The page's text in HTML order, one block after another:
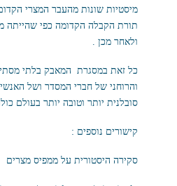
מיסטיות שונות מהעבר המצרי
תורת הקבלה הקדומה כפי שהייתה
ולאחר מכן .
כל זאת במסגרת המאבק בלתי
והרוחני של חברי המסדר ושל
סובלנית יותר וטובה יותר בעולם
קישורים נוספים :
סקירה היסטורית על ממפיס מצרים